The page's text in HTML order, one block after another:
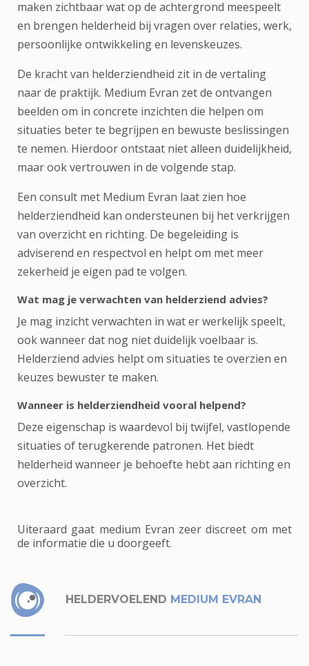
maken zichtbaar wat op de achtergrond meespeelt
en brengen helderheid bij vragen over relaties, werk,
persoonlijke ontwikkeling en levenskeuzes.
De kracht van helderziendheid zit in de vertaling
naar de praktijk. Medium Evran zet de ontvangen
beelden om in concrete inzichten die helpen om
situaties beter te begrijpen en bewuste beslissingen
te nemen. Hierdoor ontstaat niet alleen duidelijkheid,
maar ook vertrouwen in de volgende stap.
Een consult met Medium Evran laat zien hoe
helderziendheid kan ondersteunen bij het verkrijgen
van overzicht en richting. De begeleiding is
adviserend en respectvol en helpt om met meer
zekerheid je eigen pad te volgen.
Wat mag je verwachten van helderziend advies?
Je mag inzicht verwachten in wat er werkelijk speelt,
ook wanneer dat nog niet duidelijk voelbaar is.
Helderziend advies helpt om situaties te overzien en
keuzes bewuster te maken.
Wanneer is helderziendheid vooral helpend?
Deze eigenschap is waardevol bij twijfel, vastlopende
situaties of terugkerende patronen. Het biedt
helderheid wanneer je behoefte hebt aan richting en
overzicht.
Uiteraard gaat medium Evran zeer discreet om met
de informatie die u doorgeeft.
HELDERVOELEND MEDIUM EVRAN